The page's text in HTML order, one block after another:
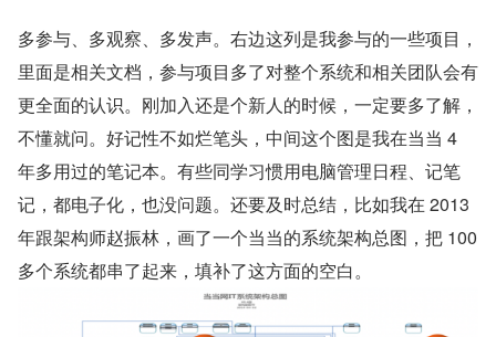
多参与、多观察、多发声。右边这列是我参与的一些项目，
里面是相关文档，参与项目多了对整个系统和相关团队会有
更全面的认识。刚加入还是个新人的时候，一定要多了解，
不懂就问。好记性不如烂笔头，中间这个图是我在当当 4
年多用过的笔记本。有些同学习惯用电脑管理日程、记笔
记，都电子化，也没问题。还要及时总结，比如我在 2013
年跟架构师赵振林，画了一个当当的系统架构总图，把 100
多个系统都串了起来，填补了这方面的空白。